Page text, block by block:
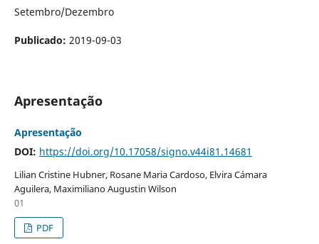
Setembro/Dezembro
Publicado: 2019-09-03
Apresentação
Apresentação
DOI: https://doi.org/10.17058/signo.v44i81.14681
Lilian Cristine Hubner, Rosane Maria Cardoso, Elvira Cámara
Aguilera, Maximiliano Augustin Wilson
01
PDF